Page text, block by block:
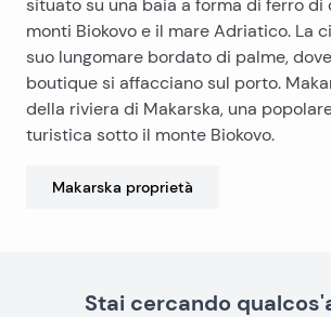
situato su una baia a forma di ferro di
monti Biokovo e il mare Adriatico. La
suo lungomare bordato di palme,
boutique si affacciano sul porto.
della riviera di Makarska, una
turistica sotto il monte Biokovo.
Makarska proprietà
Stai cercando